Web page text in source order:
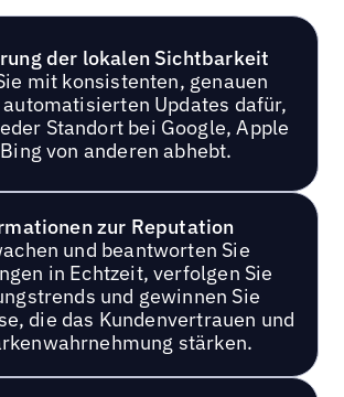
der lokalen Sichtbarkeit
mit konsistenten, genauen
automatisierten Updates dafür,
Standort bei Google, Apple
von anderen abhebt.
zur Reputation
und beantworten Sie
in Echtzeit, verfolgen Sie
und gewinnen Sie
die das Kundenvertrauen und
stärken.